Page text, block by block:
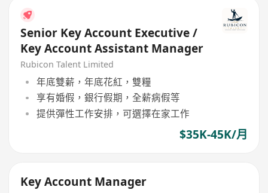
Senior Key Account Executive /
Key Account Assistant Manager
Rubicon Talent Limited
年底雙薪，年底花紅，雙糧
享有婚假，銀行假期，全薪病假等
提供彈性工作安排，可選擇在家工作
$35K-45K/月
Key Account Manager